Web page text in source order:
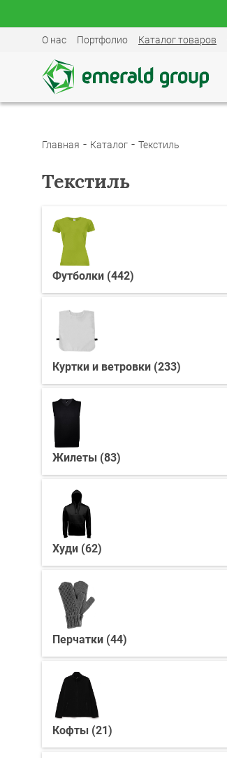
О нас Портфолио Каталог товаров
Главная Каталог Текстиль
Текстиль
Футболки (442)
Куртки и ветровки (233)
Жилеты (83)
Худи (62)
Перчатки (44)
Кофты (21)